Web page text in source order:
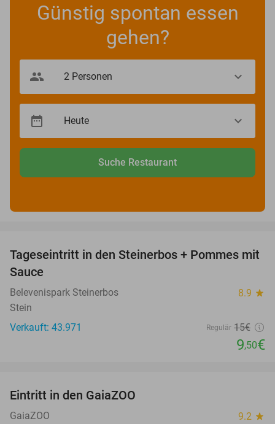
Günstig spontan essen
gehen?
Suche Restaurant
37%
Tageseintritt in den Steinerbos + Pommes mit
Sauce
Belevenispark Steinerbos 8.9 star
Stein
Verkauft: 43.971
Regulär 15€
9,50€
Eintritt in den GaiaZOO
GaiaZOO 9.2 star